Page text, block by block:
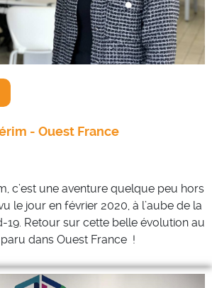
- Ouest France
c’est une aventure quelque peu hors
le jour en février 2020, à l’aube de la
19. Retour sur cette belle évolution au
dans Ouest France !